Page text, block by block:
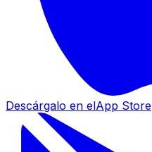
Descárgalo en elApp Store